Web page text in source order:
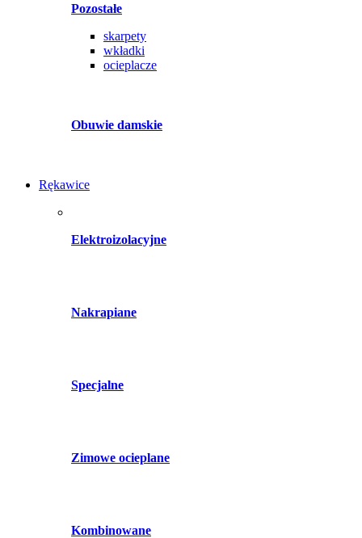
Pozostałe
skarpety
wkładki
ocieplacze
Obuwie damskie
Rękawice
Elektroizolacyjne
Nakrapiane
Specjalne
Zimowe ocieplane
Kombinowane